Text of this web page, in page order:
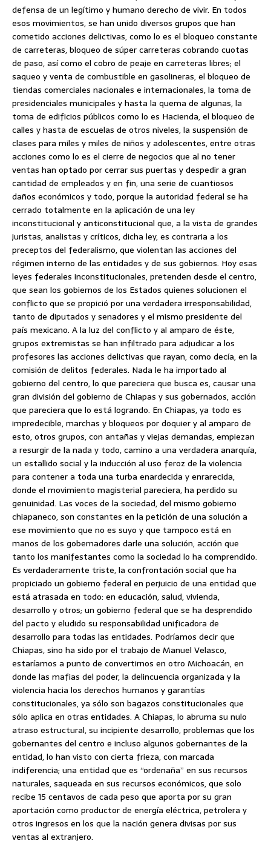
defensa de un legítimo y humano derecho de vivir. En todos
esos movimientos, se han unido diversos grupos que han
cometido acciones delictivas, como lo es el bloqueo constante
de carreteras, bloqueo de súper carreteras cobrando cuotas
de paso, así como el cobro de peaje en carreteras libres; el
saqueo y venta de combustible en gasolineras, el bloqueo de
tiendas comerciales nacionales e internacionales, la toma de
presidenciales municipales y hasta la quema de algunas, la
toma de edificios públicos como lo es Hacienda, el bloqueo de
calles y hasta de escuelas de otros niveles, la suspensión de
clases para miles y miles de niños y adolescentes, entre otras
acciones como lo es el cierre de negocios que al no tener
ventas han optado por cerrar sus puertas y despedir a gran
cantidad de empleados y en fin, una serie de cuantiosos
daños económicos y todo, porque la autoridad federal se ha
cerrado totalmente en la aplicación de una ley
inconstitucional y anticonstitucional que, a la vista de grandes
juristas, analistas y críticos, dicha ley, es contraria a los
preceptos del federalismo, que violentan las acciones del
régimen interno de las entidades y de sus gobiernos. Hoy esas
leyes federales inconstitucionales, pretenden desde el centro,
que sean los gobiernos de los Estados quienes solucionen el
conflicto que se propició por una verdadera irresponsabilidad,
tanto de diputados y senadores y el mismo presidente del
país mexicano. A la luz del conflicto y al amparo de éste,
grupos extremistas se han infiltrado para adjudicar a los
profesores las acciones delictivas que rayan, como decía, en la
comisión de delitos federales. Nada le ha importado al
gobierno del centro, lo que pareciera que busca es, causar una
gran división del gobierno de Chiapas y sus gobernados, acción
que pareciera que lo está logrando. En Chiapas, ya todo es
impredecible, marchas y bloqueos por doquier y al amparo de
esto, otros grupos, con antañas y viejas demandas, empiezan
a resurgir de la nada y todo, camino a una verdadera anarquía,
un estallido social y la inducción al uso feroz de la violencia
para contener a toda una turba enardecida y enrarecida,
donde el movimiento magisterial pareciera, ha perdido su
genuinidad. Las voces de la sociedad, del mismo gobierno
chiapaneco, son constantes en la petición de una solución a
ese movimiento que no es suyo y que tampoco está en
manos de los gobernadores darle una solución, acción que
tanto los manifestantes como la sociedad lo ha comprendido.
Es verdaderamente triste, la confrontación social que ha
propiciado un gobierno federal en perjuicio de una entidad que
está atrasada en todo: en educación, salud, vivienda,
desarrollo y otros; un gobierno federal que se ha desprendido
del pacto y eludido su responsabilidad unificadora de
desarrollo para todas las entidades. Podríamos decir que
Chiapas, sino ha sido por el trabajo de Manuel Velasco,
estaríamos a punto de convertirnos en otro Michoacán, en
donde las mafias del poder, la delincuencia organizada y la
violencia hacia los derechos humanos y garantías
constitucionales, ya sólo son bagazos constitucionales que
sólo aplica en otras entidades. A Chiapas, lo abruma su nulo
atraso estructural, su incipiente desarrollo, problemas que los
gobernantes del centro e incluso algunos gobernantes de la
entidad, lo han visto con cierta frieza, con marcada
indiferencia; una entidad que es “ordenaña” en sus recursos
naturales, saqueada en sus recursos económicos, que solo
recibe 15 centavos de cada peso que aporta por su gran
aportación como productor de energía eléctrica, petrolera y
otros ingresos en los que la nación genera divisas por sus
ventas al extranjero.